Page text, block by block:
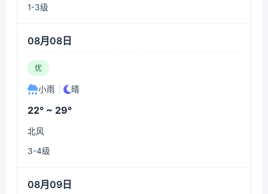
1-3级
08月08日
优
小雨 晴
22° ~ 29°
北风
3-4级
08月09日